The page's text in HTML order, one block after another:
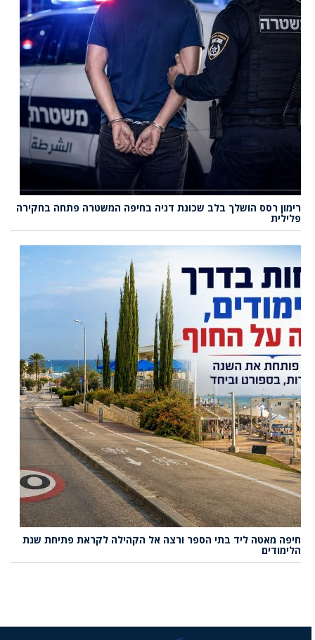
רימון רסס הושלך בלב שכונת דניה בחיפה המשטרה פתחה בחקירה
פלילית
חיפה מאטה ליד בתי הספר ורצה אל הקהילה לקראת פתיחת שנת
הלימודים